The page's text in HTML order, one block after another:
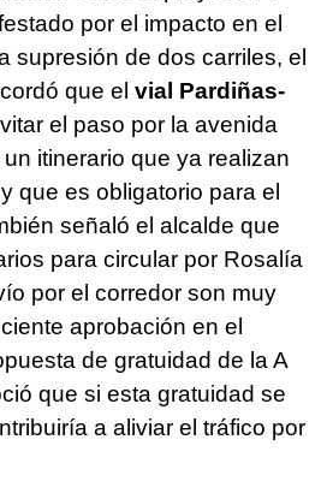
por el impacto en el
supresión de dos carriles, el
que el vial Pardiñas-
el paso por la avenida
itinerario que ya realizan
que es obligatorio para el
señaló el alcalde que
para circular por Rosalía
por el corredor son muy
aprobación en el
de gratuidad de la A
que si esta gratuidad se
a aliviar el tráfico por